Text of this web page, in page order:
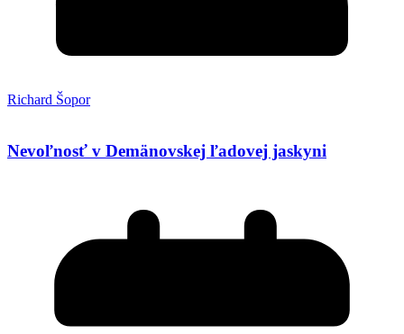
Richard Šopor
Nevoľnosť v Demänovskej ľadovej jaskyni